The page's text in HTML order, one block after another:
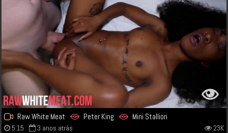
Raw White Meat Peter King Mini Stallion
5:15 3 anos atrás 23K